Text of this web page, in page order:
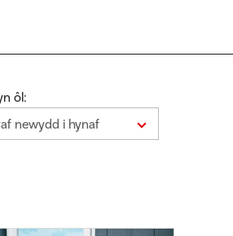
ôl:
newydd i hynaf